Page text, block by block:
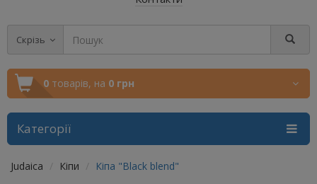
Скрізь
0 товарів, на 0 грн
Категорії
Judaica Кіпи Кіпа "Black blend"